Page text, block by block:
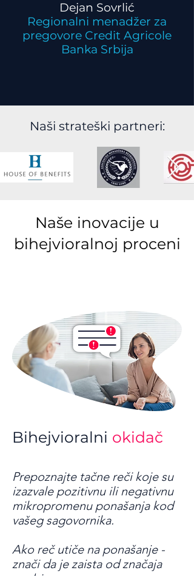
Dejan Sovrlić
Regionalni menadžer za
pregovore Credit Agricole
Banka Srbija
Naši strateški partneri:
Naše inovacije u
bihejvioralnoj proceni
Bihejvioralni okidač
Prepoznajte tačne reči koje su
izazvale pozitivnu ili negativnu
mikropromenu ponašanja kod
vašeg sagovornika.
Ako reč utiče na ponašanje -
znači da je zaista od značaja